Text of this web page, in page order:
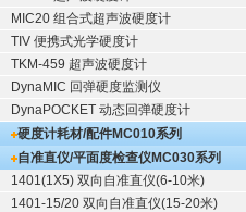
MIC20 组合式超声波硬度计
TIV 便携式光学硬度计
TKM-459 超声波硬度计
DynaMIC 回弹硬度监测仪
DynaPOCKET 动态回弹硬度计
硬度计耗材/配件MC010系列
自准直仪/平面度检查仪MC030系列
1401(1X5) 双向自准直仪(6-10米)
1401-15/20 双向自准直仪(15-20米)